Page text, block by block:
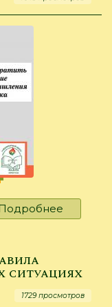
способа
Как
ситуациях
1729 просмотров